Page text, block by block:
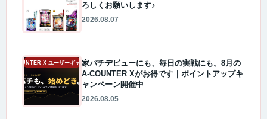
ろしくお願いします♪
2026.08.07
A-COUNTER X ユーザーギャラリー家パチデビューにも、毎日の実戦にも。8月の
A-COUNTER Xがお得です｜ポイントアップキ
ャンペーン開催中
2026.08.05